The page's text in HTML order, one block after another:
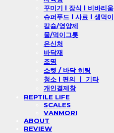
꾸미기 l 장식 l 비바리움
슈퍼푸드 l 사료 l 생먹이
칼슘/영양제
물/먹이그릇
은신처
바닥재
조명
소켓 / 바닥 히팅
청소 l 편의 ㅣ 기타
개인결제창
REPTILE LIFE
SCALES
VANMORI
ABOUT
REVIEW